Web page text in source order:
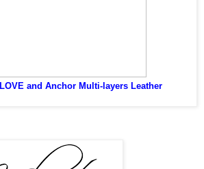
and Anchor Multi-layers Leather